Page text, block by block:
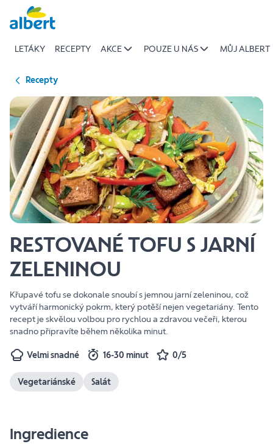
Přeskočit
LETÁKY RECEPTY AKCE POUZE U NÁS MŮJ ALBERT
Recepty
RESTOVANÉ TOFU S JARNÍ
ZELENINOU
Křupavé tofu se dokonale snoubí s jemnou jarní zeleninou, což
vytváří harmonický pokrm, který potěší nejen vegetariány. Tento
recept je skvělou volbou pro rychlou a zdravou večeři, kterou
snadno připravíte během několika minut.
Velmi snadné 16-30 minut 0/5
Vegetariánské Salát
Ingredience